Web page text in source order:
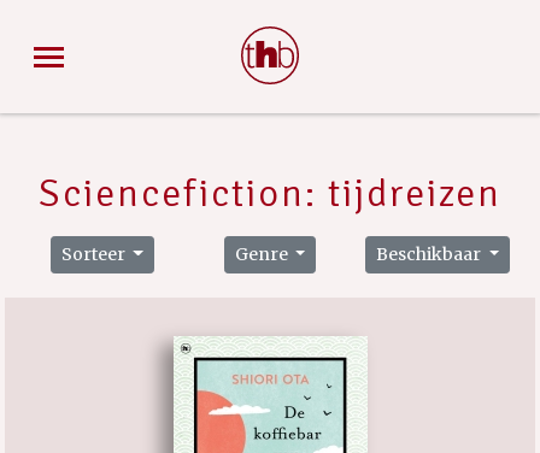
Sciencefiction: tijdreizen
Sorteer Genre Beschikbaar